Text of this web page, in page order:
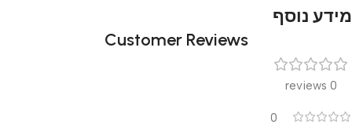
מידע נוסף
Customer Reviews
0 reviews
0